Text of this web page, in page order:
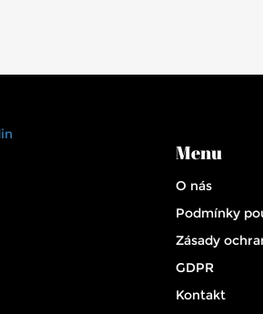
Menu
O nás
Podmínky
Zásady
GDPR
Kontakt